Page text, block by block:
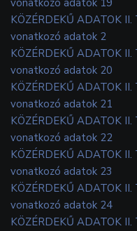
vonatkozó adatok 19
KÖZÉRDEKŰ ADATOK
vonatkozó adatok 2
KÖZÉRDEKŰ ADATOK
vonatkozó adatok 20
KÖZÉRDEKŰ ADATOK
vonatkozó adatok 21
KÖZÉRDEKŰ ADATOK
vonatkozó adatok 22
KÖZÉRDEKŰ ADATOK
vonatkozó adatok 23
KÖZÉRDEKŰ ADATOK
vonatkozó adatok 24
KÖZÉRDEKŰ ADATOK